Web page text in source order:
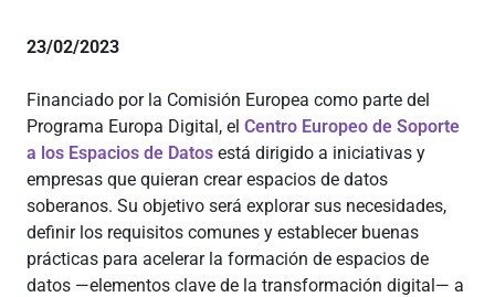
23/02/2023
Financiado por la Comisión Europea como parte del
Programa Europa Digital, el Centro Europeo de Soporte
a los Espacios de Datos está dirigido a iniciativas y
empresas que quieran crear espacios de datos
soberanos. Su objetivo será explorar sus necesidades,
definir los requisitos comunes y establecer buenas
prácticas para acelerar la formación de espacios de
datos —elementos clave de la transformación digital— a